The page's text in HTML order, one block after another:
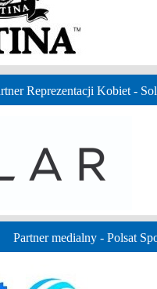
Reprezentacji Kobiet -
Partner medialny - Polsat